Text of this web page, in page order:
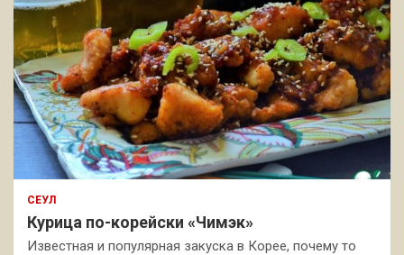
СЕУЛ
Курица по-корейски «Чимэк»
Известная и популярная закуска в Корее, почему то